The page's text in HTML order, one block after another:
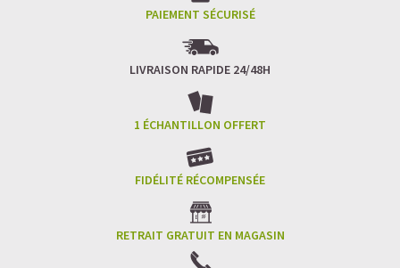
PAIEMENT SÉCURISÉ
LIVRAISON RAPIDE 24/48H
1 ÉCHANTILLON OFFERT
FIDÉLITÉ RÉCOMPENSÉE
RETRAIT GRATUIT EN MAGASIN